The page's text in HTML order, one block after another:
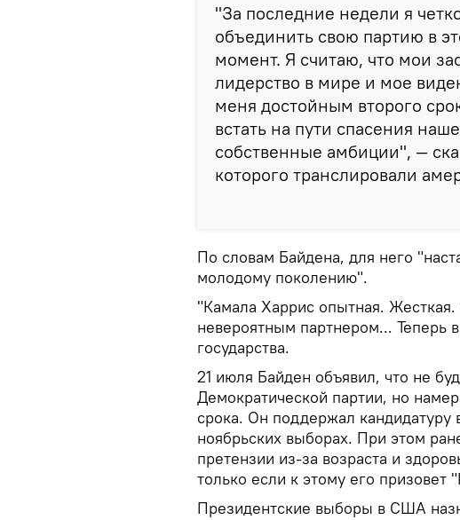
"За последние недели я
объединить свою партию в
момент. Я считаю, что мои
лидерство в мире и мое
меня достойным второго
встать на пути спасения
собственные амбиции", —
которого транслировали
По словам Байдена, для него
молодому поколению".
"Камала Харрис опытная.
невероятным партнером... Теперь
государства.
21 июля Байден объявил, что не
Демократической партии, но
срока. Он поддержал
ноябрьских выборах. При этом
претензии из-за возраста и
только если к этому его призовет
Президентские выборы в США